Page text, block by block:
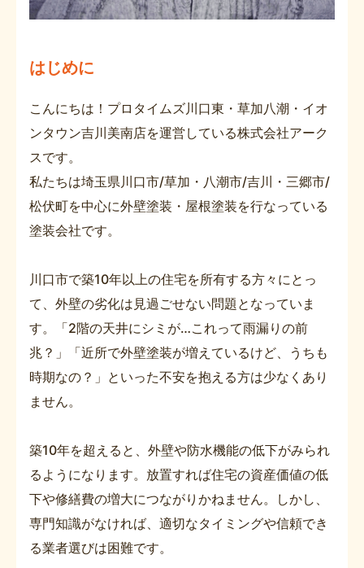
はじめに
こんにちは！プロタイムズ川口東・草加八潮・イオ
ンタウン吉川美南店を運営している株式会社アーク
スです。
私たちは埼玉県川口市/草加・八潮市/吉川・三郷市/
松伏町を中心に外壁塗装・屋根塗装を行なっている
塗装会社です。
川口市で築10年以上の住宅を所有する方々にとっ
て、外壁の劣化は見過ごせない問題となっていま
す。「2階の天井にシミが…これって雨漏りの前
兆？」「近所で外壁塗装が増えているけど、うちも
時期なの？」といった不安を抱える方は少なくあり
ません。
築10年を超えると、外壁や防水機能の低下がみられ
るようになります。放置すれば住宅の資産価値の低
下や修繕費の増大につながりかねません。しかし、
専門知識がなければ、適切なタイミングや信頼でき
る業者選びは困難です。